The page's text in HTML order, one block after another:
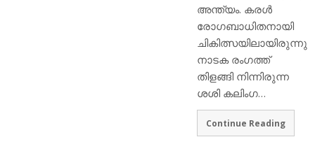
അന്ത്യം. കരള്‍
രോഗബാധിതനായി
ചികിത്സയിലായിരുന്നു
നാടക രംഗത്ത്
തിളങ്ങി നിന്നിരുന്ന
ശശി കലിംഗ…
Continue Reading